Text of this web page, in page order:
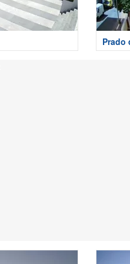
Prado